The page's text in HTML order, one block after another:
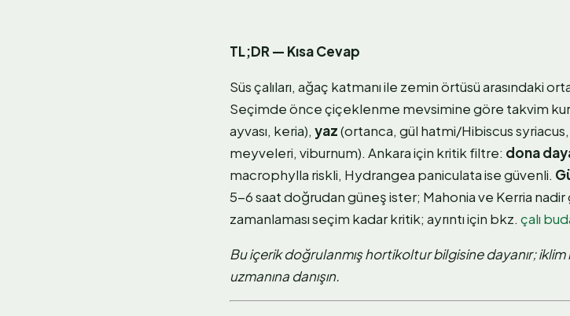
TL;DR — Kısa Cevap
Süs çalıları, ağaç katmanı ile zemin örtüsü arasındaki
Seçimde önce çiçeklenme mevsimine göre takvim
ayvası, keria), yaz(ortanca, gül hatmi/Hibiscus
meyveleri, viburnum). Ankara için kritik filtre: dona
macrophylla riskli, Hydrangea paniculata ise güvenli.
5-6 saat doğrudan güneş ister; Mahonia ve Kerria
zamanlaması seçim kadar kritik; ayrıntı için bkz. çalı
Bu içerik doğrulanmış hortikoltur bilgisine dayanır;
uzmanına danışın.